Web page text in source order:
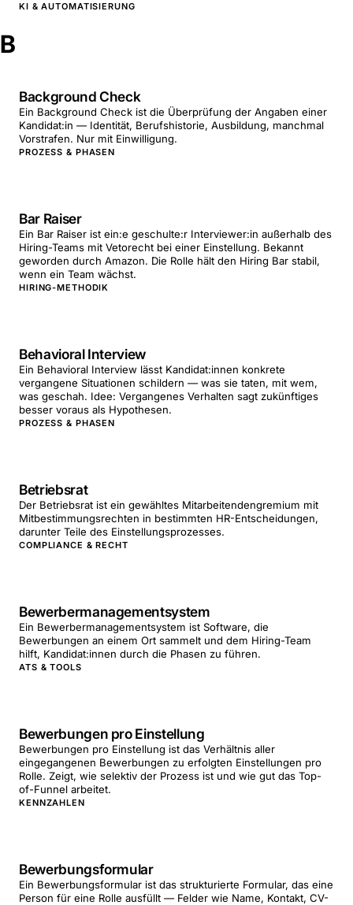
KI & AUTOMATISIERUNG
B
Background Check
Ein Background Check ist die Überprüfung der Angaben einer
Kandidat:in — Identität, Berufshistorie, Ausbildung, manchmal
Vorstrafen. Nur mit Einwilligung.
PROZESS & PHASEN
Bar Raiser
Ein Bar Raiser ist ein:e geschulte:r Interviewer:in außerhalb des
Hiring-Teams mit Vetorecht bei einer Einstellung. Bekannt
geworden durch Amazon. Die Rolle hält den Hiring Bar stabil,
wenn ein Team wächst.
HIRING-METHODIK
Behavioral Interview
Ein Behavioral Interview lässt Kandidat:innen konkrete
vergangene Situationen schildern — was sie taten, mit wem,
was geschah. Idee: Vergangenes Verhalten sagt zukünftiges
besser voraus als Hypothesen.
PROZESS & PHASEN
Betriebsrat
Der Betriebsrat ist ein gewähltes Mitarbeitendengremium mit
Mitbestimmungsrechten in bestimmten HR-Entscheidungen,
darunter Teile des Einstellungsprozesses.
COMPLIANCE & RECHT
Bewerbermanagementsystem
Ein Bewerbermanagementsystem ist Software, die
Bewerbungen an einem Ort sammelt und dem Hiring-Team
hilft, Kandidat:innen durch die Phasen zu führen.
ATS & TOOLS
Bewerbungen pro Einstellung
Bewerbungen pro Einstellung ist das Verhältnis aller
eingegangenen Bewerbungen zu erfolgten Einstellungen pro
Rolle. Zeigt, wie selektiv der Prozess ist und wie gut das Top-
of-Funnel arbeitet.
KENNZAHLEN
Bewerbungsformular
Ein Bewerbungsformular ist das strukturierte Formular, das eine
Person für eine Rolle ausfüllt — Felder wie Name, Kontakt, CV-